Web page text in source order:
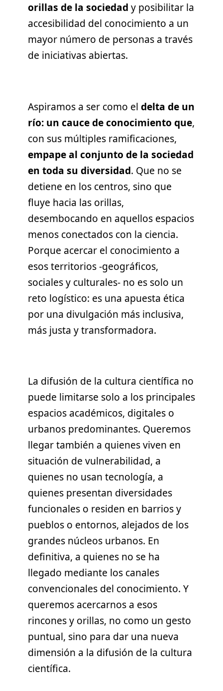
orillas de la sociedad y posibilitar la
accesibilidad del conocimiento a un
mayor número de personas a través
de iniciativas abiertas.
Aspiramos a ser como el delta de un
río: un cauce de conocimiento que,
con sus múltiples ramificaciones,
empape al conjunto de la sociedad
en toda su diversidad. Que no se
detiene en los centros, sino que
fluye hacia las orillas,
desembocando en aquellos espacios
menos conectados con la ciencia.
Porque acercar el conocimiento a
esos territorios -geográficos,
sociales y culturales- no es solo un
reto logístico: es una apuesta ética
por una divulgación más inclusiva,
más justa y transformadora.
La difusión de la cultura científica no
puede limitarse solo a los principales
espacios académicos, digitales o
urbanos predominantes. Queremos
llegar también a quienes viven en
situación de vulnerabilidad, a
quienes no usan tecnología, a
quienes presentan diversidades
funcionales o residen en barrios y
pueblos o entornos, alejados de los
grandes núcleos urbanos. En
definitiva, a quienes no se ha
llegado mediante los canales
convencionales del conocimiento. Y
queremos acercarnos a esos
rincones y orillas, no como un gesto
puntual, sino para dar una nueva
dimensión a la difusión de la cultura
científica.